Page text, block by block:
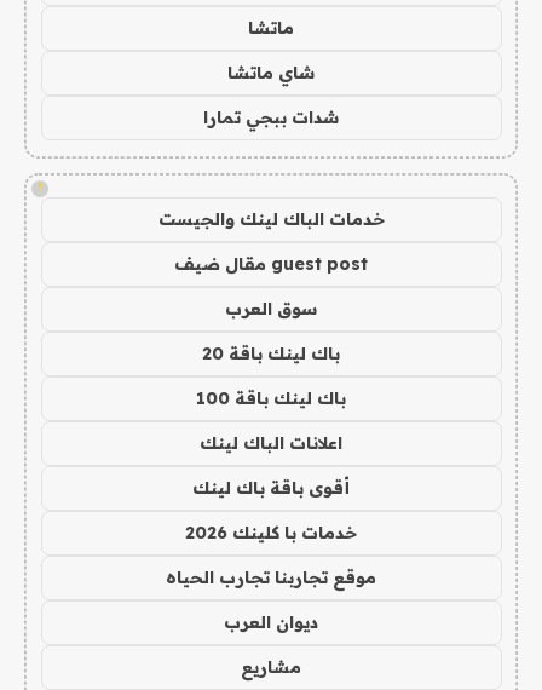
ماتشا
شاي ماتشا
شدات ببجي تمارا
!
خدمات الباك لينك والجيست
guest post مقال ضيف
سوق العرب
باك لينك باقة 20
باك لينك باقة 100
اعلانات الباك لينك
أقوى باقة باك لينك
خدمات با كلينك 2026
موقع تجاربنا تجارب الحياه
ديوان العرب
مشاريع